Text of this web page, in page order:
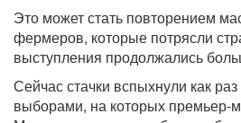
Это может стать повторением
фермеров, которые потрясли
выступления продолжались
Сейчас стачки вспыхнули как
выборами, на которых премьер-